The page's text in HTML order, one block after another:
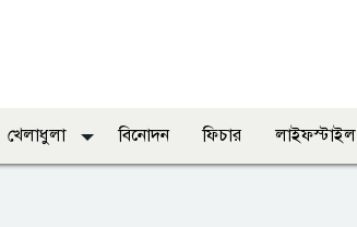
খেলাধুলা বিনোদন ফিচার লাইফস্টাইল